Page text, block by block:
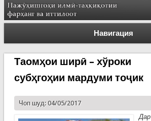
Навигация
Таомҳои ширӣ – хўроки
субҳгоҳии мардуми тоҷик
Чоп шуд: 04/05/2017
Дар